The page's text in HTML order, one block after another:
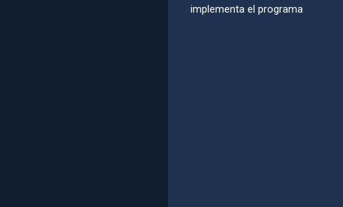
implementa el programa